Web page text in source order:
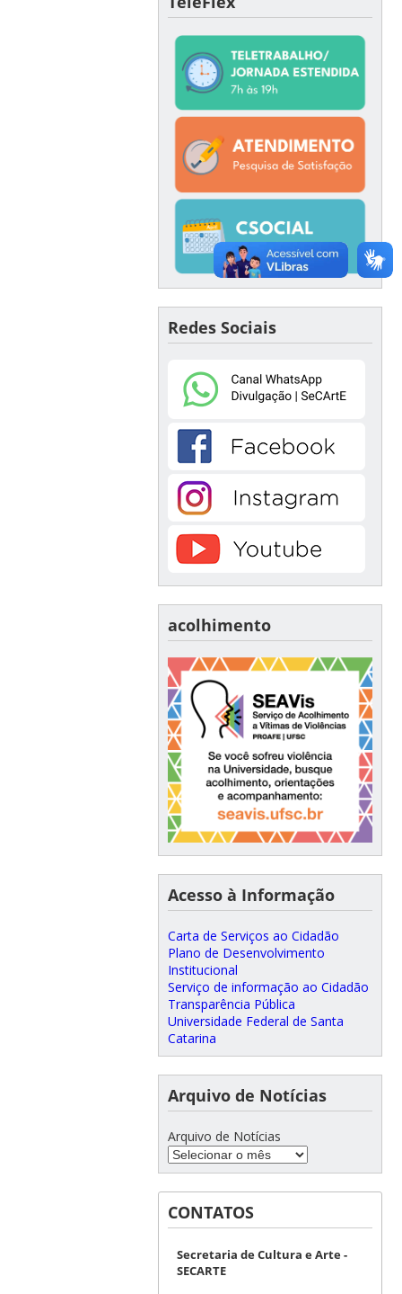
Redes Sociais
acolhimento
Acesso à Informação
Carta de Serviços ao Cidadão
Plano de Desenvolvimento
Institucional
Serviço de informação ao Cidadão
Transparência Pública
Universidade Federal de Santa
Catarina
Arquivo de Notícias
Arquivo de Notícias
CONTATOS
Secretaria de Cultura e Arte -
SECARTE